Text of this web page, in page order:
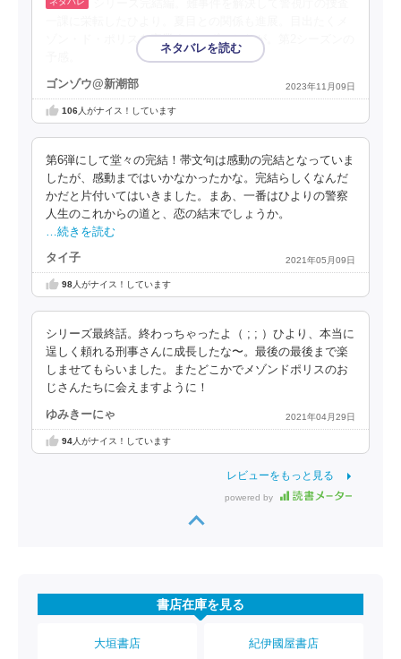
ゾン・ド・ポリスを卒業するはずでしたが。第2シーズンの
ゴンゾウ@新潮部 2023年11月09日
106人がナイス！しています
第6弾にして堂々の完結！帯文句は感動の完結となっていま
したが、感動まではいかなかったかな。完結らしくなんだ
かだと片付いてはいきました。まあ、一番はひよりの警察
人生のこれからの道と、恋の結末でしょうか。
…続きを読む
タイ子 2021年05月09日
98人がナイス！しています
シリーズ最終話。終わっちゃったよ（ ; ; ）ひより、本当に
逞しく頼れる刑事さんに成長したな〜。最後の最後まで楽
しませてもらいました。またどこかでメゾンドポリスのお
じさんたちに会えますように！
ゆみきーにゃ 2021年04月29日
94人がナイス！しています
レビューをもっと見る
powered by
書店在庫を見る
大垣書店 紀伊國屋書店